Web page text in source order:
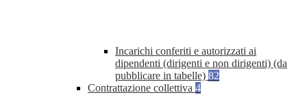
Incarichi conferiti e autorizzati ai
dipendenti (dirigenti e non dirigenti) (da
pubblicare in tabelle) 82
Contrattazione collettiva 4